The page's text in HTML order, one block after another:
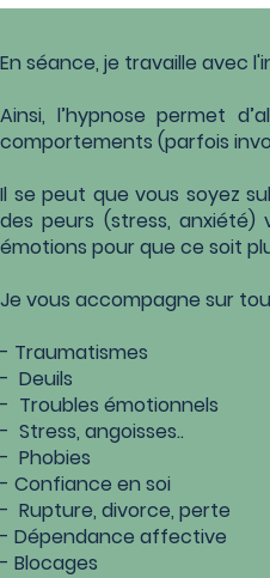
En séance, je travaille avec
Ainsi, l’hypnose permet
comportements (parfois
Il se peut que vous soyez
des peurs (stress, anxiété)
émotions pour que ce soit
Je vous accompagne sur
- Traumatismes
- Deuils
- Troubles émotionnels
- Stress, angoisses..
- Phobies
- Confiance en soi
- Rupture, divorce, perte
- Dépendance affective
- Blocages